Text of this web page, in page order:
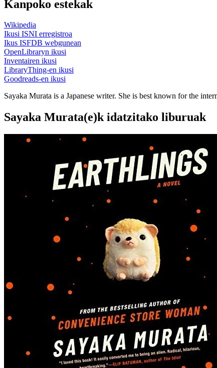
Kanpoko estekak
Wikipedia
Ikusi ISNI erregistroa
Ikus ISFDB webgunean
OpenLibraryn ikusi
Inventairen ikusi
LibraryThing-en ikusi
Goodreads-en ikusi
Sayaka Murata is a Japanese writer. She is best known for the
Sayaka Murata(e)k idatzitako liburuak